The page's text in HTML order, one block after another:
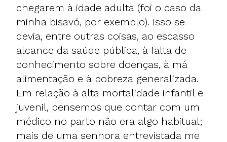
chegarem à idade adulta (foi o caso da
minha bisavó, por exemplo). Isso se
devia, entre outras coisas, ao escasso
alcance da saúde pública, à falta de
conhecimento sobre doenças, à má
alimentação e à pobreza generalizada.
Em relação à alta mortalidade infantil e
juvenil, pensemos que contar com um
médico no parto não era algo habitual;
mais de uma senhora entrevistada me